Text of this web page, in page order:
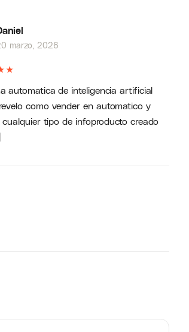
marzo, 2026
★
automatica de inteligencia artificial
como vender en automatico y
cualquier tipo de infoproducto creado